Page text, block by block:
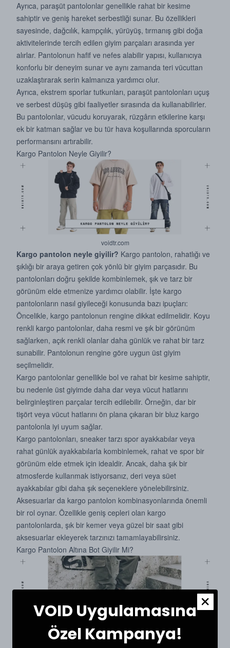
Ayrıca, paraşüt pantolonlar genellikle rahat bir kesime
sahiptir ve geniş hareket serbestliği sunar. Bu özellikleri
sayesinde, dağcılık, kampçılık, yürüyüş, tırmanış gibi doğa
aktivitelerinde tercih edilen giyim parçaları arasında yer
alırlar. Pantolonun hafif ve nefes alabilir yapısı, kullanıcıya
konforlu bir deneyim sunar ve aynı zamanda teri vücuttan
uzaklaştırarak serin kalmanıza yardımcı olur.
Ayrıca, ekstrem sporlar tutkunları, paraşüt pantolonları uçuş
ve serbest düşüş gibi faaliyetler sırasında da kullanabilirler.
Bu pantolonlar, vücudu koruyarak, rüzgârın etkilerine karşı
ek bir katman sağlar ve bu tür hava koşullarında sporcuların
performansını artırabilir.
Kargo Pantolon Neyle Giyilir?
voidtr.com
Kargo pantolon neyle giyilir? Kargo pantolon, rahatlığı ve
şıklığı bir araya getiren çok yönlü bir giyim parçasıdır. Bu
pantolonları doğru şekilde kombinlemek, şık ve tarz bir
görünüm elde etmenize yardımcı olabilir. İşte kargo
pantolonların nasıl giyileceği konusunda bazı ipuçları:
Öncelikle, kargo pantolonun rengine dikkat edilmelidir. Koyu
renkli kargo pantolonlar, daha resmi ve şık bir görünüm
sağlarken, açık renkli olanlar daha günlük ve rahat bir tarz
sunabilir. Pantolonun rengine göre uygun üst giyim
seçilmelidir.
Kargo pantolonlar genellikle bol ve rahat bir kesime sahiptir,
bu nedenle üst giyimde daha dar veya vücut hatlarını
belirginleştiren parçalar tercih edilebilir. Örneğin, dar bir
tişört veya vücut hatlarını ön plana çıkaran bir bluz kargo
pantolonla iyi uyum sağlar.
Kargo pantolonları, sneaker tarzı spor ayakkabılar veya
rahat günlük ayakkabılarla kombinlemek, rahat ve spor bir
görünüm elde etmek için idealdir. Ancak, daha şık bir
atmosferde kullanmak istiyorsanız, deri veya süet
ayakkabılar gibi daha şık seçeneklere yönelebilirsiniz.
Aksesuarlar da kargo pantolon kombinasyonlarında önemli
bir rol oynar. Özellikle geniş cepleri olan kargo
pantolonlarda, şık bir kemer veya güzel bir saat gibi
aksesuarlar ekleyerek tarzınızı tamamlayabilirsiniz.
Kargo Pantolon Altına Bot Giyilir Mi?
voidtr.com
VOID Uygulamasına
Özel Kampanya!